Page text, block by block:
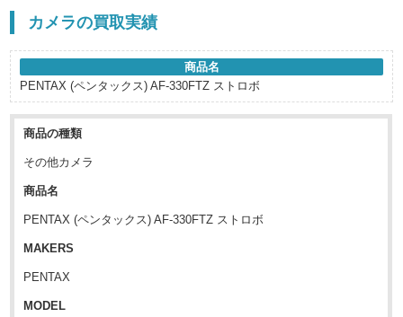
カメラの買取実績
商品名
PENTAX (ペンタックス) AF-330FTZ ストロボ
商品の種類
その他カメラ
商品名
PENTAX (ペンタックス) AF-330FTZ ストロボ
MAKERS
PENTAX
MODEL